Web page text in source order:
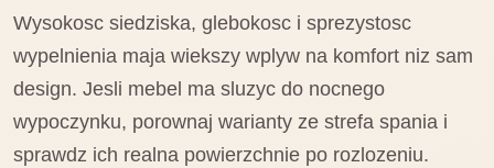
Wysokosc siedziska, glebokosc i sprezystosc
wypelnienia maja wiekszy wplyw na komfort niz sam
design. Jesli mebel ma sluzyc do nocnego
wypoczynku, porownaj warianty ze strefa spania i
sprawdz ich realna powierzchnie po rozlozeniu.